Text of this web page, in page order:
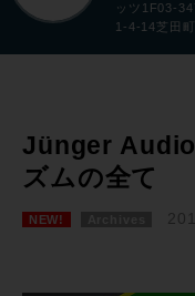
ッツ1F03-
1-4-14芝田
Jünger
ズムの全て
NEW!